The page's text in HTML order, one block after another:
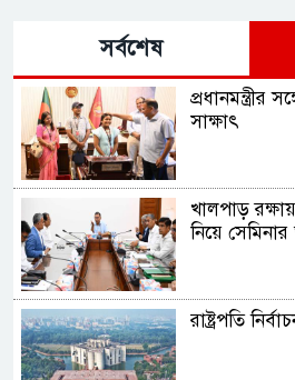
সর্বশেষ
প্রধানমন্ত্রীর
সাক্ষাৎ
খালপাড়
নিয়ে সেমিনার
রাষ্ট্রপতি